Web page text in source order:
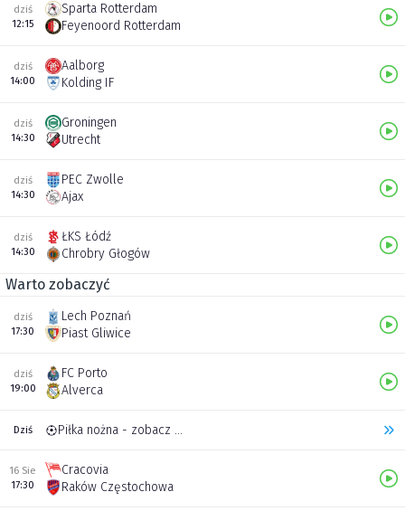
dziś
12:15
Sparta Rotterdam
Feyenoord Rotterdam
dziś
14:00
Aalborg
Kolding IF
dziś
14:30
Groningen
Utrecht
dziś
14:30
PEC Zwolle
Ajax
dziś
14:30
ŁKS Łódź
Chrobry Głogów
Warto zobaczyć
dziś
17:30
Lech Poznań
Piast Gliwice
dziś
19:00
FC Porto
Alverca
Dziś Piłka nożna - zobacz inne transmisje
16 Sie
17:30
Cracovia
Raków Częstochowa